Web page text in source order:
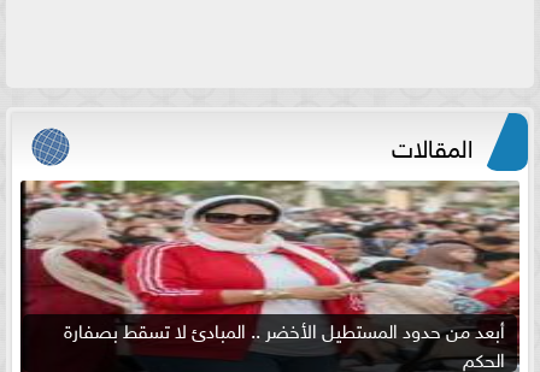
المقالات
أبعد من حدود المستطيل الأخضر .. المبادئ لا تسقط بصفارة
الحكم